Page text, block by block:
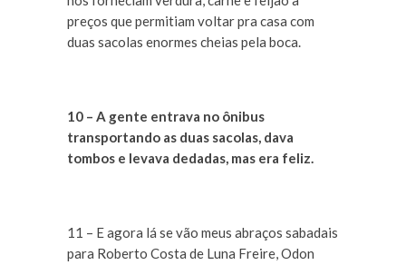
preços que permitiam voltar pra casa com
duas sacolas enormes cheias pela boca.
10 – A gente entrava no ônibus
transportando as duas sacolas, dava
tombos e levava dedadas, mas era feliz.
11 – E agora lá se vão meus abraços sabadais
para Roberto Costa de Luna Freire, Odon